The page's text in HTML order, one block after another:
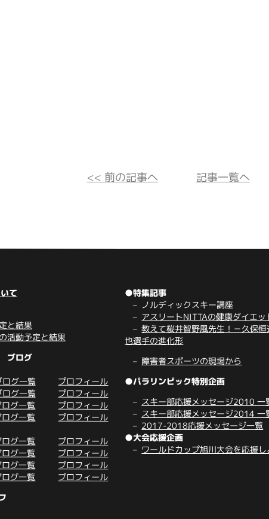
<< 前の記事へ 記事一覧へ
て
と結果
活動予定と結果
ブログ
ログ一覧 プロフィール
ログ一覧 プロフィール
ログ一覧
プロフィール
ログ一覧 プロフィール
ログ一覧 プロフィール
ログ一覧 プロフィール
ログ一覧 プロフィール
ログ一覧 プロフィール
●特集記事
ノルディックスキー講座
アスリートNITTAの健康ダイエッ
教えて桜井智野風先生！－久保
也選手の進化形
障害者スポーツの現場から
●パラリンピック特別企画
スキー部応援メッセージ2010 一
スキー部応援メッセージ2014 一
2017-2018応援メッセージ一覧
●大会応援企画
ワールドカップ旭川大会を応援し